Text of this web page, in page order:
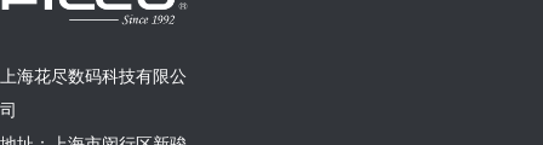
上海花尽数码科技有限公
司